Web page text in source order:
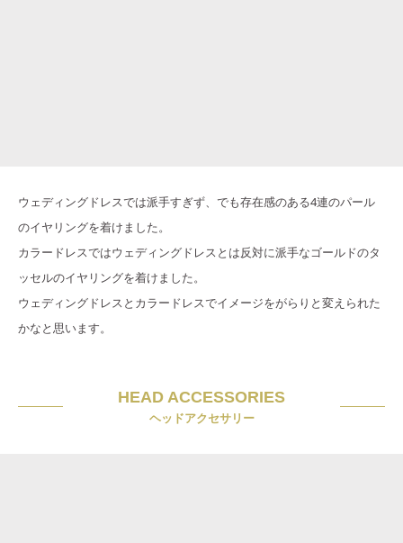
ウェディングドレスでは派手すぎず、でも存在感のある4連のパール
のイヤリングを着けました。
カラードレスではウェディングドレスとは反対に派手なゴールドのタ
ッセルのイヤリングを着けました。
ウェディングドレスとカラードレスでイメージをがらりと変えられた
かなと思います。
HEAD ACCESSORIES
ヘッドアクセサリー